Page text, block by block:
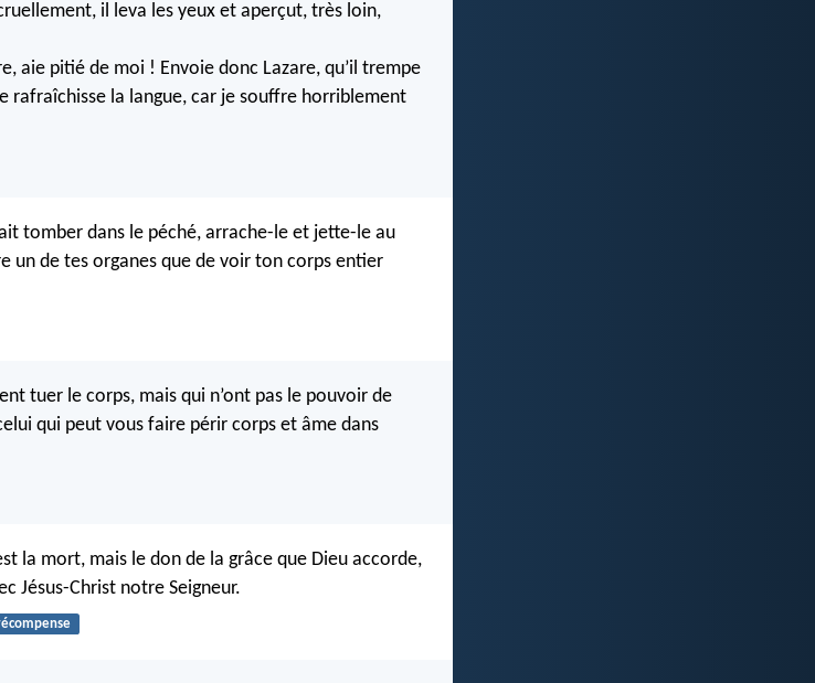
il leva les yeux et aperçut, très loin,
aie pitié de moi ! Envoie donc Lazare, qu’il trempe
rafraîchisse la langue, car je souffre horriblement
tomber dans le péché, arrache-le et jette-le au
un de tes organes que de voir ton corps entier
tuer le corps, mais qui n’ont pas le pouvoir de
qui peut vous faire périr corps et âme dans
la mort, mais le don de la grâce que Dieu accorde,
Jésus-Christ notre Seigneur.